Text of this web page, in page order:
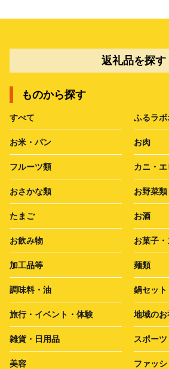
返礼品を探す
ものから探す
すべて ふるラ
お米・パン お肉
フルーツ類 カニ・エ
おさかな類 お野菜類
たまご お酒
お飲み物 お菓子
加工品等 麺類
調味料・油 鍋セット
旅行・イベント・体験 地域の
雑貨・日用品 スポー
美容 ファッ